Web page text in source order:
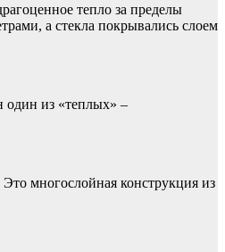
тепло за пределы
а стекла покрывались слоем
один из «теплых» –
многослойная конструкция из